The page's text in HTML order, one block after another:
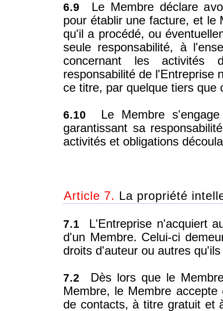
6.9 Le Membre déclare
pour établir une facture, et le
qu'il a procédé, ou
seule responsabilité, à
concernant les activités
responsabilité de l'Entreprise
ce titre, par quelque tiers que
6.10 Le Membre s'engage
garantissant sa
activités et obligations
Article 7. La propriété
7.1 L'Entreprise n'acquiert
d'un Membre. Celui-ci
droits d'auteur ou autres
7.2 Dès lors que le
Membre, le Membre
de contacts, à titre gratuit et